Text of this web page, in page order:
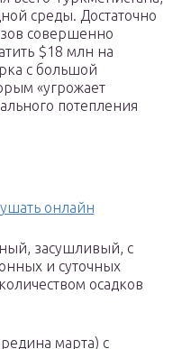
среды. Достаточно
совершенно
$18 млн на
с большой
«угрожает
потепления
онлайн
засушливый, с
и суточных
осадков
марта) с